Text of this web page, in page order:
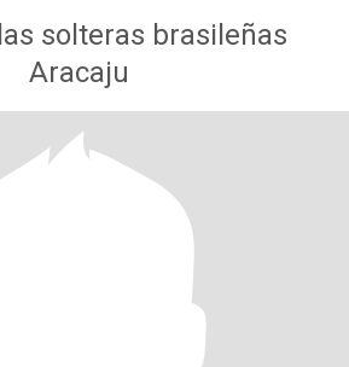
solteras brasileñas
Aracaju